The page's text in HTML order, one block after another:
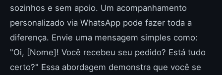
sozinhos e sem apoio. Um acompanhamento
personalizado via WhatsApp pode fazer toda a
diferença. Envie uma mensagem simples como:
"Oi, [Nome]! Você recebeu seu pedido? Está tudo
certo?" Essa abordagem demonstra que você se